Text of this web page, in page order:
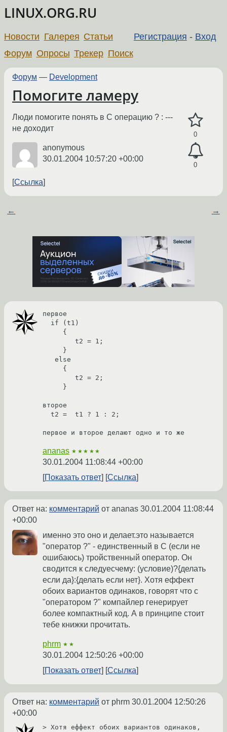
LINUX.ORG.RU
Регистрация - Вход
Новости Галерея Статьи
Форум Опросы Трекер Поиск
Форум — Development
Помогите ламеру
0
0
Люди помогите понять в C операцию ? : ---
не доходит
anonymous
30.01.2004 10:57:20 +00:00
Ссылка
← →
первое
второе
первое и второе делают одно и то же
ananas ★★★★★
30.01.2004 11:08:44 +00:00
Показать ответ
Ссылка
Ответ на: комментарий от ananas 30.01.2004 11:08:44
+00:00
именно это оно и делает.это называется
"оператор ?" - единственный в С (если не
ошибаюсь) тройственный оператор. Он
сводится к следуесчему: (условие)?{делать
если да}:{делать если нет}. Хотя еффект
обоих вариантов одинаков, говорят что с
"оператором ?" компайлер генерирует
более компактный код. А в принципе стоит
тебе книжки прочитать.
phrm ★★
30.01.2004 12:50:26 +00:00
Показать ответ
Ссылка
Ответ на: комментарий от phrm 30.01.2004 12:50:26
+00:00
> Хотя еффект обоих вариантов одинаков,